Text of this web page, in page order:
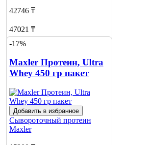
42746 ₸
47021 ₸
Добавить в корзину
-17%
Maxler Протеин, Ultra
Whey 450 гр пакет
Добавить в избранное
Сывороточный протеин
Maxler